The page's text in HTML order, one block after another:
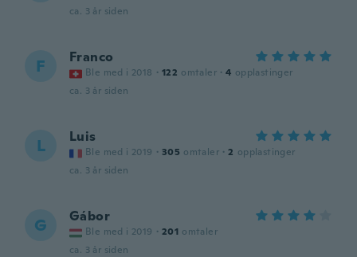
ca. 3 år siden
F Franco
Ble med i 2018 · 122 omtaler · 4 opplastinger
ca. 3 år siden
L Luis
Ble med i 2019 · 305 omtaler · 2 opplastinger
ca. 3 år siden
G Gábor
Ble med i 2019 · 201 omtaler
ca. 3 år siden